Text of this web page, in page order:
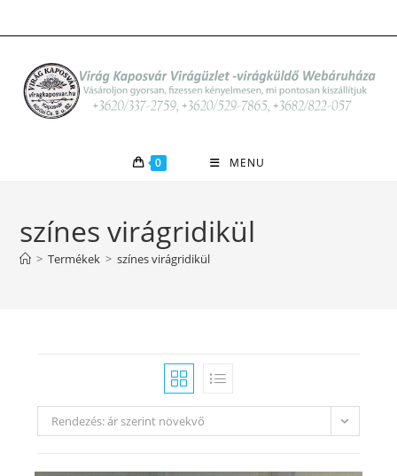
to
0 MENU
színes virágridikül
> Termékek > színes virágridikül
Rendezés: ár szerint növekvő